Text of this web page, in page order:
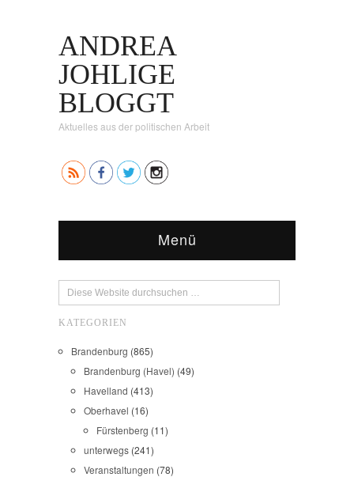
ANDREA
JOHLIGE
BLOGGT
Aktuelles aus der politischen Arbeit
Menü
KATEGORIEN
Brandenburg (865)
Brandenburg (Havel) (49)
Havelland (413)
Oberhavel (16)
Fürstenberg (11)
unterwegs (241)
Veranstaltungen (78)